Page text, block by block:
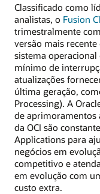
Classificado como
analistas, o Fusion
trimestralmente
versão mais recente
sistema operacional
mínimo de
atualizações
última geração,
Processing). A
de aprimoramentos
da OCI são
Applications para
negócios em
competitivo e
em evolução com
custo extra.